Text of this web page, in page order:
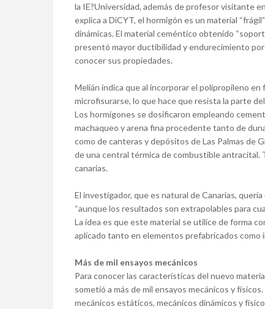
la IE?Universidad, además de profesor visitante
explica a DiCYT, el hormigón es un material
dinámicas. El material ceméntico obtenido
presentó mayor ductibilidad y endurecimiento
conocer sus propiedades.
Melián indica que al incorporar el polipropileno en
microfisurarse, lo que hace que resista la parte
Los hormigones se dosificaron empleando
machaqueo y arena fina procedente tanto de
como de canteras y depósitos de Las Palmas de
de una central térmica de combustible
canarias.
El investigador, que es natural de Canarias,
“aunque los resultados son extrapolables para
La idea es que este material se utilice de forma
aplicado tanto en elementos prefabricados como
Más de mil ensayos mecánicos
Para conocer las características del nuevo
sometió a más de mil ensayos mecánicos y
mecánicos estáticos, mecánicos dinámicos y